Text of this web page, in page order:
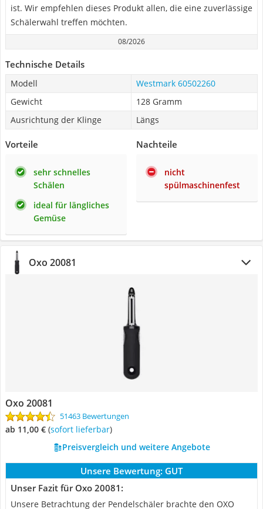
ist. Wir empfehlen dieses Produkt allen, die eine zuverlässige
Schälerwahl treffen möchten.
08/2026
Technische Details
Modell
Westmark 60502260
Gewicht
128 Gramm
Ausrichtung der Klinge
Längs
Vorteile
sehr schnelles
Schälen
ideal für längliches
Gemüse
Nachteile
nicht
spülmaschinenfest
Oxo 20081
Oxo 20081
51463 Bewertungen
ab 11,00 € ( Sofort lieferbar)
Preisvergleich und weitere Angebote
Unsere Bewertung: GUT
Unser Fazit für Oxo 20081:
Unsere Betrachtung der Pendelschäler brachte den OXO